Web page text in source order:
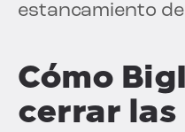
estancamiento
Cómo
cerrar las